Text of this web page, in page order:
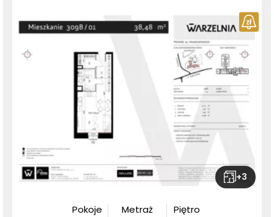
+3
Pokoje
Metraż
Piętro